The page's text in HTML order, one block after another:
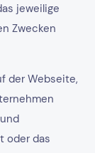
jeweilige
Zwecken
der Webseite,
oder das